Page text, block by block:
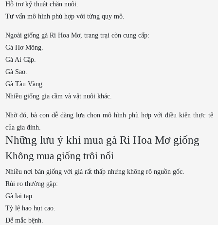
Hỗ trợ kỹ thuật chăn nuôi.
Tư vấn mô hình phù hợp với từng quy mô.
Ngoài giống gà Ri Hoa Mơ, trang trại còn cung cấp:
Gà Hơ Mông.
Gà Ai Cập.
Gà Sao.
Gà Tàu Vàng.
Nhiều giống gia cầm và vật nuôi khác.
Nhờ đó, bà con dễ dàng lựa chọn mô hình phù hợp với điều kiện thực tế
của gia đình.
Những lưu ý khi mua gà Ri Hoa Mơ giống
Không mua giống trôi nổi
Nhiều nơi bán giống với giá rất thấp nhưng không rõ nguồn gốc.
Rủi ro thường gặp:
Gà lai tạp.
Tỷ lệ hao hụt cao.
Dễ mắc bệnh.